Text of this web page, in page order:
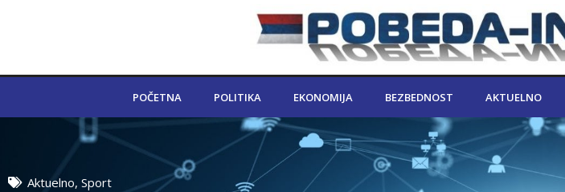
POČETNA POLITIKA EKONOMIJA BEZBEDNOST AKTUELNO
Aktuelno, Sport